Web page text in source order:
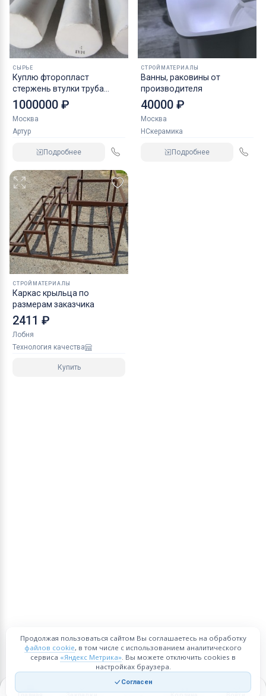
СЫРЬЕ
Куплю фторопласт
стержень втулки труба
пленка порошок и прочее
неликвиды по РФ
1000000 ₽
Москва
Артур
Подробнее
СТРОЙМАТЕРИАЛЫ
Ванны, раковины от
производителя
40000 ₽
Москва
НСкерамика
Подробнее
СТРОЙМАТЕРИАЛЫ
Каркас крыльца по
размерам заказчика
2411 ₽
Лобня
Технология качества
Купить
Продолжая пользоваться сайтом Вы соглашаетесь на обработку
файлов cookie, в том числе с использованием аналитического
сервиса «Яндекс Метрика». Вы можете отключить cookies в
настройках браузера.
Согласен